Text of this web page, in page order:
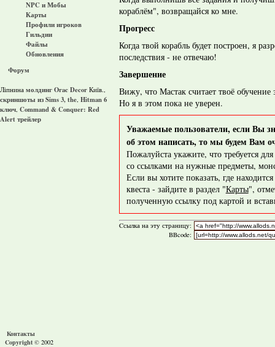
NPC и Мобы
Карты
Профили игроков
Гильдии
Файлы
Обновления
Форум
Ліпнина молдинг Orac Decor Київ.,
скриншоты из Sims 3, the, Hitman 6
ключ, Command & Conquer: Red
Alert трейлер
кораблём", возвращайся ко мне.
Прогресс
Когда твой корабль будет построен, я
последствия - не отвечаю!
Завершение
Вижу, что Мастак считает твоё
Но я в этом пока не уверен.
Уважаемые пользователи, если Вы
об этом написать, то мы будем Вам
Пожалуйста укажите, что требуется
со ссылками на нужные предметы,
Если вы хотите показать, где
квеста - зайдите в раздел "Карты",
полученную ссылку под картой и
Cсылка на эту страницу:
BBcode:
Контакты
Copyright © 2002